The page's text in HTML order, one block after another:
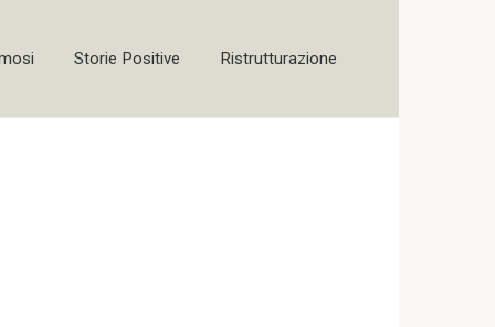
Storie Positive Ristrutturazione